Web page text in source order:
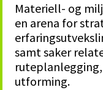
markedsfører
kollektivtrafikk-
mobilitetstjenester
Materiell- og
en arena for
samt saker
utforming.